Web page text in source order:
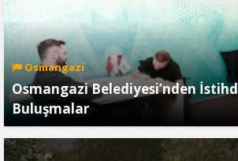
Osmangazi
Osmangazi Belediyesi’nden
Buluşmalar